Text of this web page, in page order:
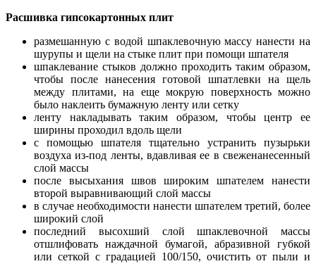
Расшивка гипсокартонных плит
размешанную с водой шпаклевочную массу нанести на
шурупы и щели на стыке плит при помощи шпателя
шпаклевание стыков должно проходить таким образом,
чтобы после нанесения готовой шпатлевки на щель
между плитами, на еще мокрую поверхность можно
было наклеить бумажную ленту или сетку
ленту накладывать таким образом, чтобы центр ее
ширины проходил вдоль щели
с помощью шпателя тщательно устранить пузырьки
воздуха из-под ленты, вдавливая ее в свеженанесенный
слой массы
после высыхания швов широким шпателем нанести
второй выравнивающий слой массы
в случае необходимости нанести шпателем третий, более
широкий слой
последний высохший слой шпаклевочной массы
отшлифовать наждачной бумагой, абразивной губкой
или сеткой с градацией 100/150, очистить от пыли и